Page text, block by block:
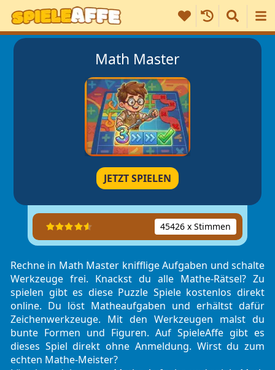
Math Master
JETZT SPIELEN
45426 x Stimmen
Rechne in Math Master knifflige Aufgaben und schalte
Werkzeuge frei. Knackst du alle Mathe-Rätsel? Zu
spielen gibt es diese Puzzle Spiele kostenlos direkt
online. Du löst Matheaufgaben und erhältst dafür
Zeichenwerkzeuge. Mit den Werkzeugen malst du
bunte Formen und Figuren. Auf SpieleAffe gibt es
dieses Spiel direkt ohne Anmeldung. Wirst du zum
echten Mathe-Meister?